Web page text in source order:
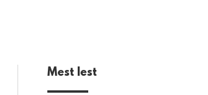
Mest lest